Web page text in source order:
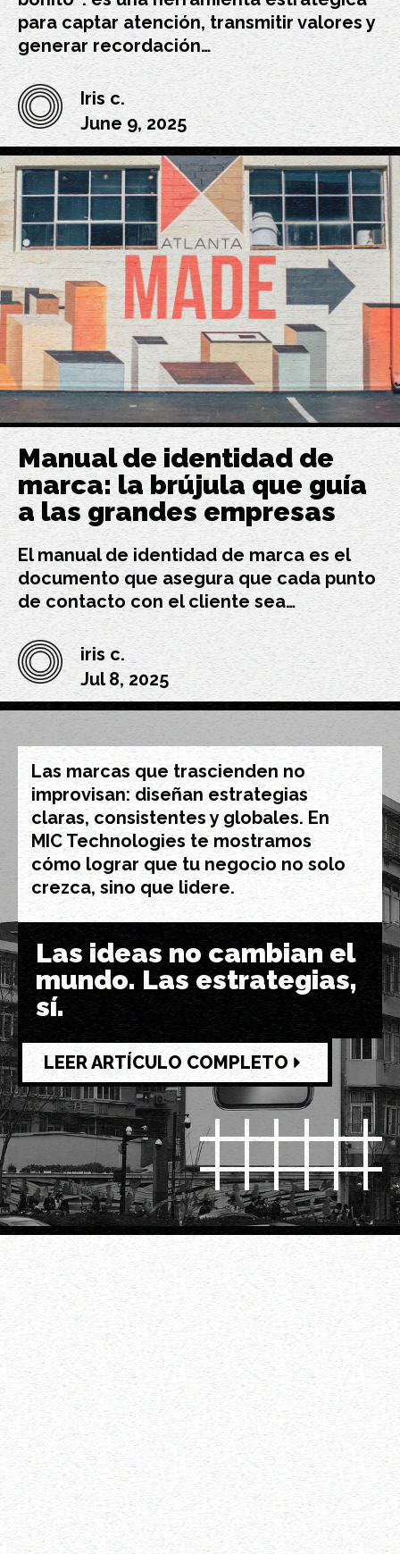
para captar atención, transmitir valores y
generar recordación…
Iris c.
June 9, 2025
Manual de identidad de
marca: la brújula que guía
a las grandes empresas
El manual de identidad de marca es el
documento que asegura que cada punto
de contacto con el cliente sea…
iris c.
Jul 8, 2025
Las marcas que trascienden no
improvisan: diseñan estrategias
claras, consistentes y globales. En
MIC Technologies te mostramos
cómo lograr que tu negocio no solo
crezca, sino que lidere.
Las ideas no cambian el
mundo. Las estrategias,
sí.
LEER ARTÍCULO COMPLETO